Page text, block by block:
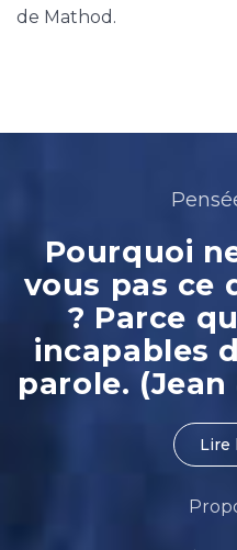
de Mathod.
Pourquoi
vous pas ce
? Parce
incapables
parole. (Jean
Lire